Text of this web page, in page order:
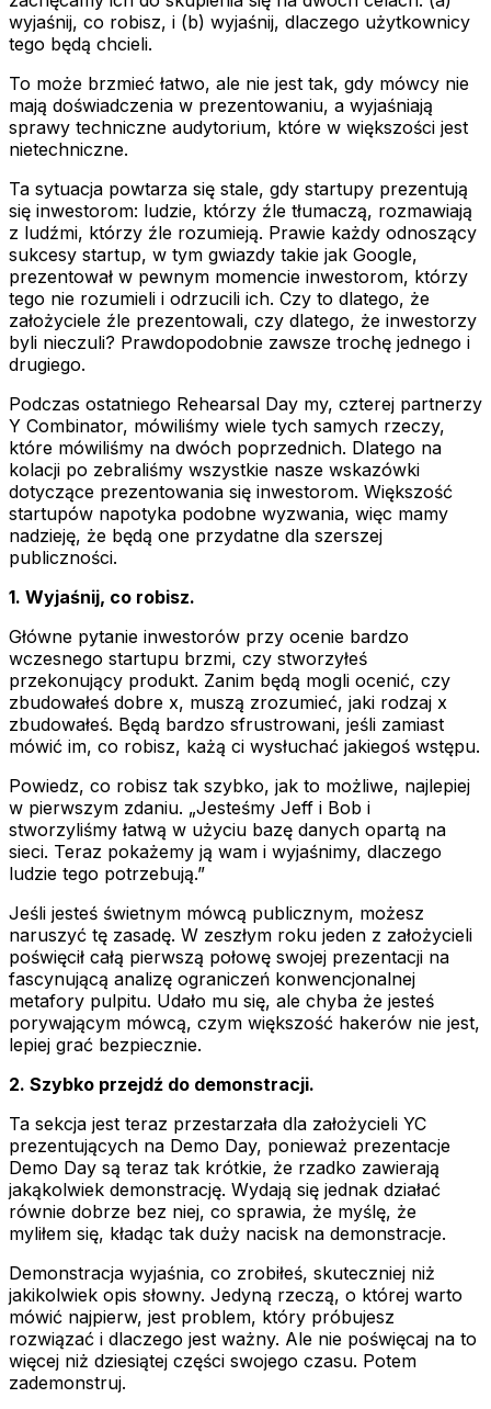
wyjaśnij, co robisz, i (b) wyjaśnij, dlaczego użytkownicy
tego będą chcieli.
To może brzmieć łatwo, ale nie jest tak, gdy mówcy nie
mają doświadczenia w prezentowaniu, a wyjaśniają
sprawy techniczne audytorium, które w większości jest
nietechniczne.
Ta sytuacja powtarza się stale, gdy startupy prezentują
się inwestorom: ludzie, którzy źle tłumaczą, rozmawiają
z ludźmi, którzy źle rozumieją. Prawie każdy odnoszący
sukcesy startup, w tym gwiazdy takie jak Google,
prezentował w pewnym momencie inwestorom, którzy
tego nie rozumieli i odrzucili ich. Czy to dlatego, że
założyciele źle prezentowali, czy dlatego, że inwestorzy
byli nieczuli? Prawdopodobnie zawsze trochę jednego i
drugiego.
Podczas ostatniego Rehearsal Day my, czterej partnerzy
Y Combinator, mówiliśmy wiele tych samych rzeczy,
które mówiliśmy na dwóch poprzednich. Dlatego na
kolacji po zebraliśmy wszystkie nasze wskazówki
dotyczące prezentowania się inwestorom. Większość
startupów napotyka podobne wyzwania, więc mamy
nadzieję, że będą one przydatne dla szerszej
publiczności.
1. Wyjaśnij, co robisz.
Główne pytanie inwestorów przy ocenie bardzo
wczesnego startupu brzmi, czy stworzyłeś
przekonujący produkt. Zanim będą mogli ocenić, czy
zbudowałeś dobre x, muszą zrozumieć, jaki rodzaj x
zbudowałeś. Będą bardzo sfrustrowani, jeśli zamiast
mówić im, co robisz, każą ci wysłuchać jakiegoś wstępu.
Powiedz, co robisz tak szybko, jak to możliwe, najlepiej
w pierwszym zdaniu. „Jesteśmy Jeff i Bob i
stworzyliśmy łatwą w użyciu bazę danych opartą na
sieci. Teraz pokażemy ją wam i wyjaśnimy, dlaczego
ludzie tego potrzebują.”
Jeśli jesteś świetnym mówcą publicznym, możesz
naruszyć tę zasadę. W zeszłym roku jeden z założycieli
poświęcił całą pierwszą połowę swojej prezentacji na
fascynującą analizę ograniczeń konwencjonalnej
metafory pulpitu. Udało mu się, ale chyba że jesteś
porywającym mówcą, czym większość hakerów nie jest,
lepiej grać bezpiecznie.
2. Szybko przejdź do demonstracji.
Ta sekcja jest teraz przestarzała dla założycieli YC
prezentujących na Demo Day, ponieważ prezentacje
Demo Day są teraz tak krótkie, że rzadko zawierają
jakąkolwiek demonstrację. Wydają się jednak działać
równie dobrze bez niej, co sprawia, że myślę, że
myliłem się, kładąc tak duży nacisk na demonstracje.
Demonstracja wyjaśnia, co zrobiłeś, skuteczniej niż
jakikolwiek opis słowny. Jedyną rzeczą, o której warto
mówić najpierw, jest problem, który próbujesz
rozwiązać i dlaczego jest ważny. Ale nie poświęcaj na to
więcej niż dziesiątej części swojego czasu. Potem
zademonstruj.